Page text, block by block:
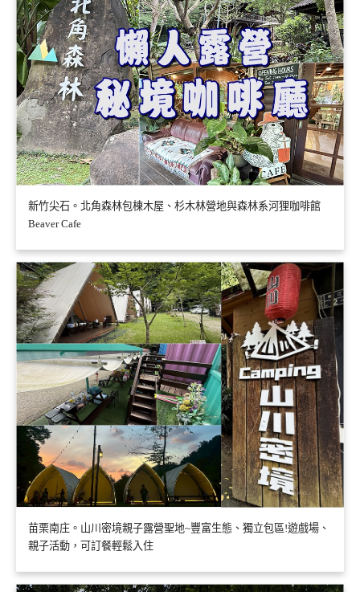
新竹尖石。北角森林包棟木屋、杉木林營地與森林系河狸咖啡館
Beaver Cafe
苗栗南庄。山川密境親子露營聖地~豐富生態、獨立包區!遊戲場、
親子活動，可訂餐輕鬆入住